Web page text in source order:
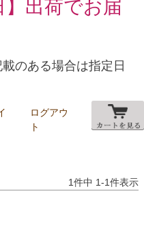
出荷でお届
のある場合は指定日
ログアウ
ト
1件中 1-1件表示